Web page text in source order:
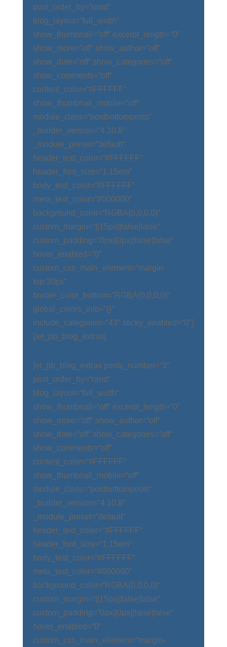
post_order_by=“rand“
blog_layout=“full_width“
show_thumbnail=“off“ excerpt_length=“0″
show_more=“off“ show_author=“off“
show_date=“off“ show_categories=“off“
show_comments=“off“
content_color=“#FFFFFF“
show_thumbnail_mobile=“off“
module_class=“postbottomposts“
_builder_version=“4.10.8″
_module_preset=“default“
header_text_color=“#FFFFFF“
header_font_size=“1.15em“
body_text_color=“#FFFFFF“
meta_text_color=“#000000″
background_color=“RGBA(0,0,0,0)“
custom_margin=“||15px||false|false“
custom_padding=“0px||0px||false|false“
hover_enabled=“0″
custom_css_main_element=“margin-
top:30px“
border_color_bottom=“RGBA(0,0,0,0)“
global_colors_info=“{}“
include_categories=“43″ sticky_enabled=“0″]
[/et_pb_blog_extras]
[et_pb_blog_extras posts_number=“3″
post_order_by=“rand“
blog_layout=“full_width“
show_thumbnail=“off“ excerpt_length=“0″
show_more=“off“ show_author=“off“
show_date=“off“ show_categories=“off“
show_comments=“off“
content_color=“#FFFFFF“
show_thumbnail_mobile=“off“
module_class=“postbottomposts“
_builder_version=“4.10.8″
_module_preset=“default“
header_text_color=“#FFFFFF“
header_font_size=“1.15em“
body_text_color=“#FFFFFF“
meta_text_color=“#000000″
background_color=“RGBA(0,0,0,0)“
custom_margin=“||15px||false|false“
custom_padding=“0px||0px||false|false“
hover_enabled=“0″
custom_css_main_element=“margin-